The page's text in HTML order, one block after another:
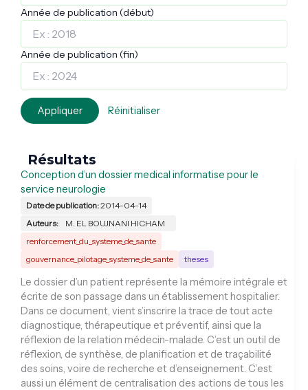
Année de publication (début)
Année de publication (fin)
Appliquer Réinitialiser
Résultats
Conception d’un dossier medical informatise pour le
service neurologie
Date de publication:2014-04-14
Auteurs:
M. EL BOUJNANI HICHAM
renforcement_du_systeme_de_sante
gouvernance_pilotage_systeme_de_sante
theses
Le dossier d’un patient représente la mémoire intégrale et
écrite de son passage dans un établissement hospitalier.
Dans ce document, vient s’inscrire la trace de tout acte
diagnostique, thérapeutique et préventif, ainsi que la
réflexion de la relation médecin-malade. C’est un outil de
réflexion, de synthèse, de planification et de traçabilité
des soins, voire de recherche et d’enseignement. C’est
aussi un élément de centralisation des actions de tous les